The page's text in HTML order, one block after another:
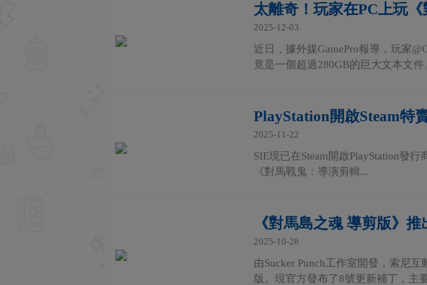
太離奇！玩家在PC上玩
2025-12-03
近日，據外媒GamePro報導，玩家
竟是一個超過280GB的巨大文本文
PlayStation開啟Steam特
2025-11-22
SIE現已在Steam開啟PlayStation發
《對馬戰鬼：導演剪輯...
《對馬島之魂 導剪版》
2025-10-28
由Sucker Punch工作室開發，索尼
版。現官方發布了8號更新補丁，主